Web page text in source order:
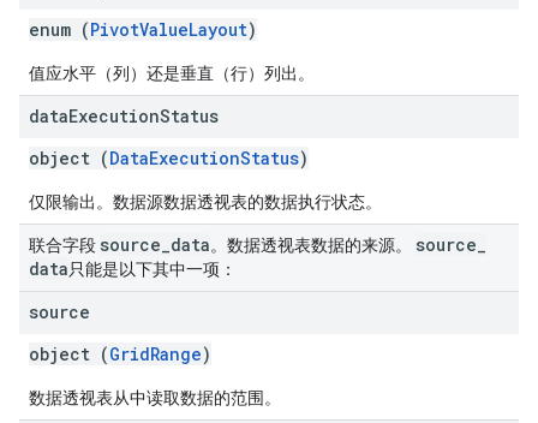
enum (PivotValueLayout)
值应水平（列）还是垂直（行）列出。
dataExecutionStatus
object (DataExecutionStatus)
仅限输出。数据源数据透视表的数据执行状态。
联合字段 source data。数据透视表数据的来源。 source
data只能是以下其中一项：
source
object (GridRange)
数据透视表从中读取数据的范围。